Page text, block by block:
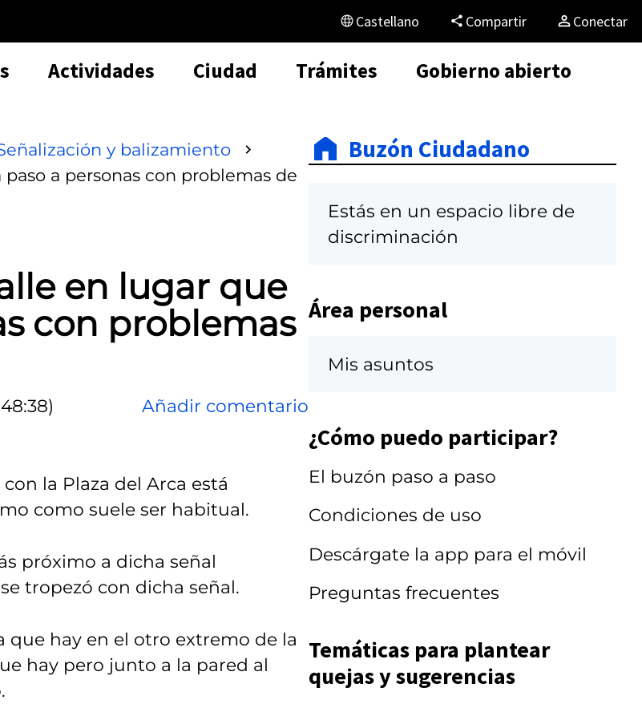
Castellano Compartir Conectar
Actividades Ciudad Trámites Gobierno abierto
y balizamiento
a personas con problemas de
en lugar que
con problemas
Añadir comentario
la Plaza del Arca está
como suele ser habitual.
próximo a dicha señal
tropezó con dicha señal.
que hay en el otro extremo de la
hay pero junto a la pared al
Buzón Ciudadano
Estás en un espacio libre de
discriminación
Área personal
Mis asuntos
¿Cómo puedo participar?
El buzón paso a paso
Condiciones de uso
Descárgate la app para el móvil
Preguntas frecuentes
Temáticas para plantear
quejas y sugerencias